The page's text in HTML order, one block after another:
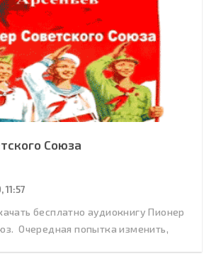
Союза
бесплатно аудиокнигу Пионер
Очередная попытка изменить,